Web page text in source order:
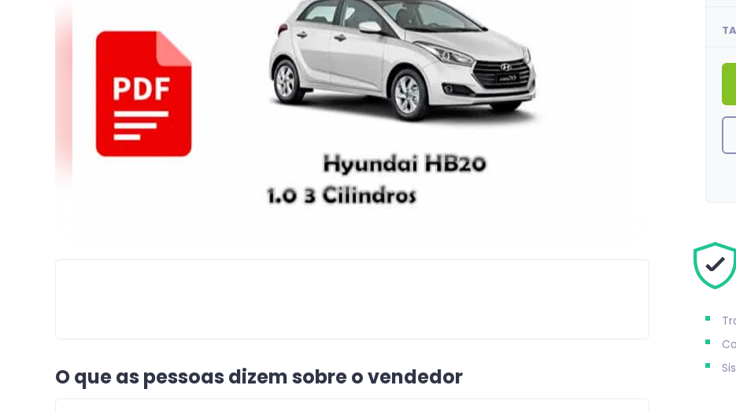
O que as pessoas dizem sobre o vendedor